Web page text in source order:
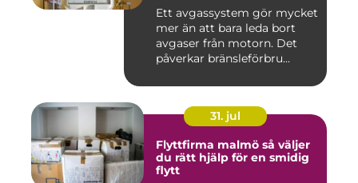
Ett avgassystem gör mycket
mer än att bara leda bort
avgaser från motorn. Det
påverkar bränsleförbru...
31. jul
Flyttfirma malmö så väljer
du rätt hjälp för en smidig
flytt